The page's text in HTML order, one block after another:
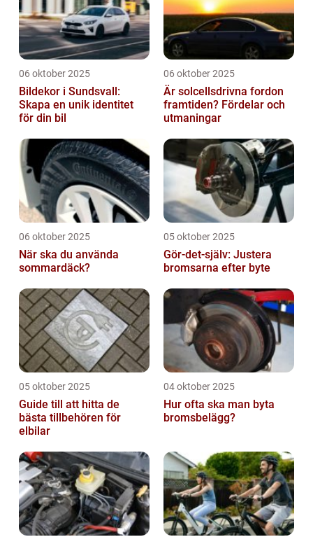
06 oktober 2025
Bildekor i Sundsvall:
Skapa en unik identitet
för din bil
06 oktober 2025
Är solcellsdrivna fordon
framtiden? Fördelar och
utmaningar
06 oktober 2025
När ska du använda
sommardäck?
05 oktober 2025
Gör-det-själv: Justera
bromsarna efter byte
05 oktober 2025
Guide till att hitta de
bästa tillbehören för
elbilar
04 oktober 2025
Hur ofta ska man byta
bromsbelägg?